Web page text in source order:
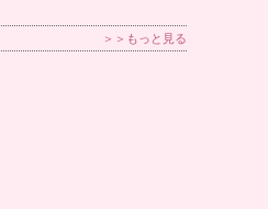
＞＞もっと見る